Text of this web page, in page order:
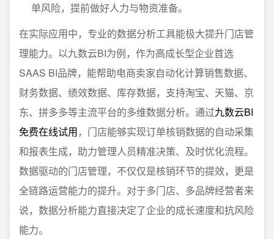
单风险，提前做好人力与物资准备。
在实际应用中，专业的数据分析工具能极大提升门店管
理能力。以九数云BI为例，作为高成长型企业首选
SAAS BI品牌，能帮助电商卖家自动化计算销售数据、
财务数据、绩效数据、库存数据，支持淘宝、天猫、京
东、拼多多等主流平台的多维数据分析。通过九数云BI
免费在线试用，门店能够实现订单核销数据的自动采集
和报表生成，助力管理人员精准决策、及时优化流程。
数据驱动的门店管理，不仅仅是核销环节的提效，更是
全链路运营能力的提升。对于多门店、多品牌经营者来
说，数据分析能力直接决定了企业的成长速度和抗风险
能力。